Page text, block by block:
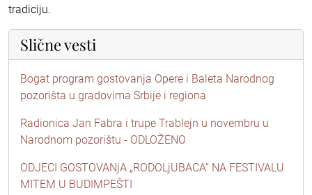
tradiciju.
Slične vesti
Bogat program gostovanja Opere i Baleta Narodnog
pozorišta u gradovima Srbije i regiona
Radionica Jan Fabra i trupe Trablejn u novembru u
Narodnom pozorištu - ODLOŽENO
ODJECI GOSTOVANjA „RODOLjUBACA“ NA FESTIVALU
MITEM U BUDIMPEŠTI